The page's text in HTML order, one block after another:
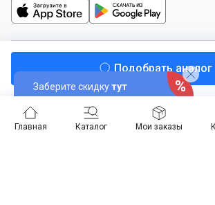
Главная Каталог Мои заказы
Подобрать аналог
Заберите скидкутут
© Офис Эксперт, 2012–2026
Публичная оферта
Карта сайта